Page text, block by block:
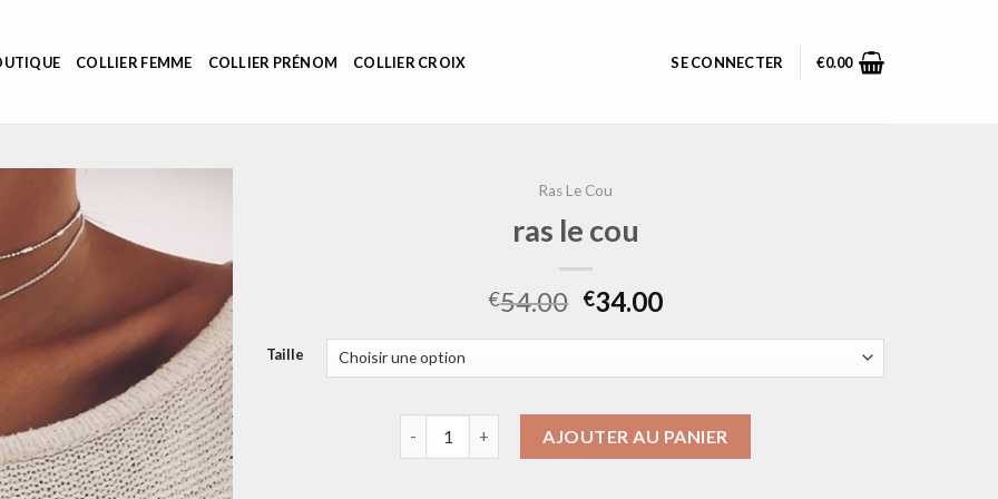
COLLIER FEMME COLLIER PRÉNOM COLLIER CROIX SE CONNECTER €0.00
Ras Le Cou
ras le cou
€54.00 €34.00
Taille
AJOUTER AU PANIER